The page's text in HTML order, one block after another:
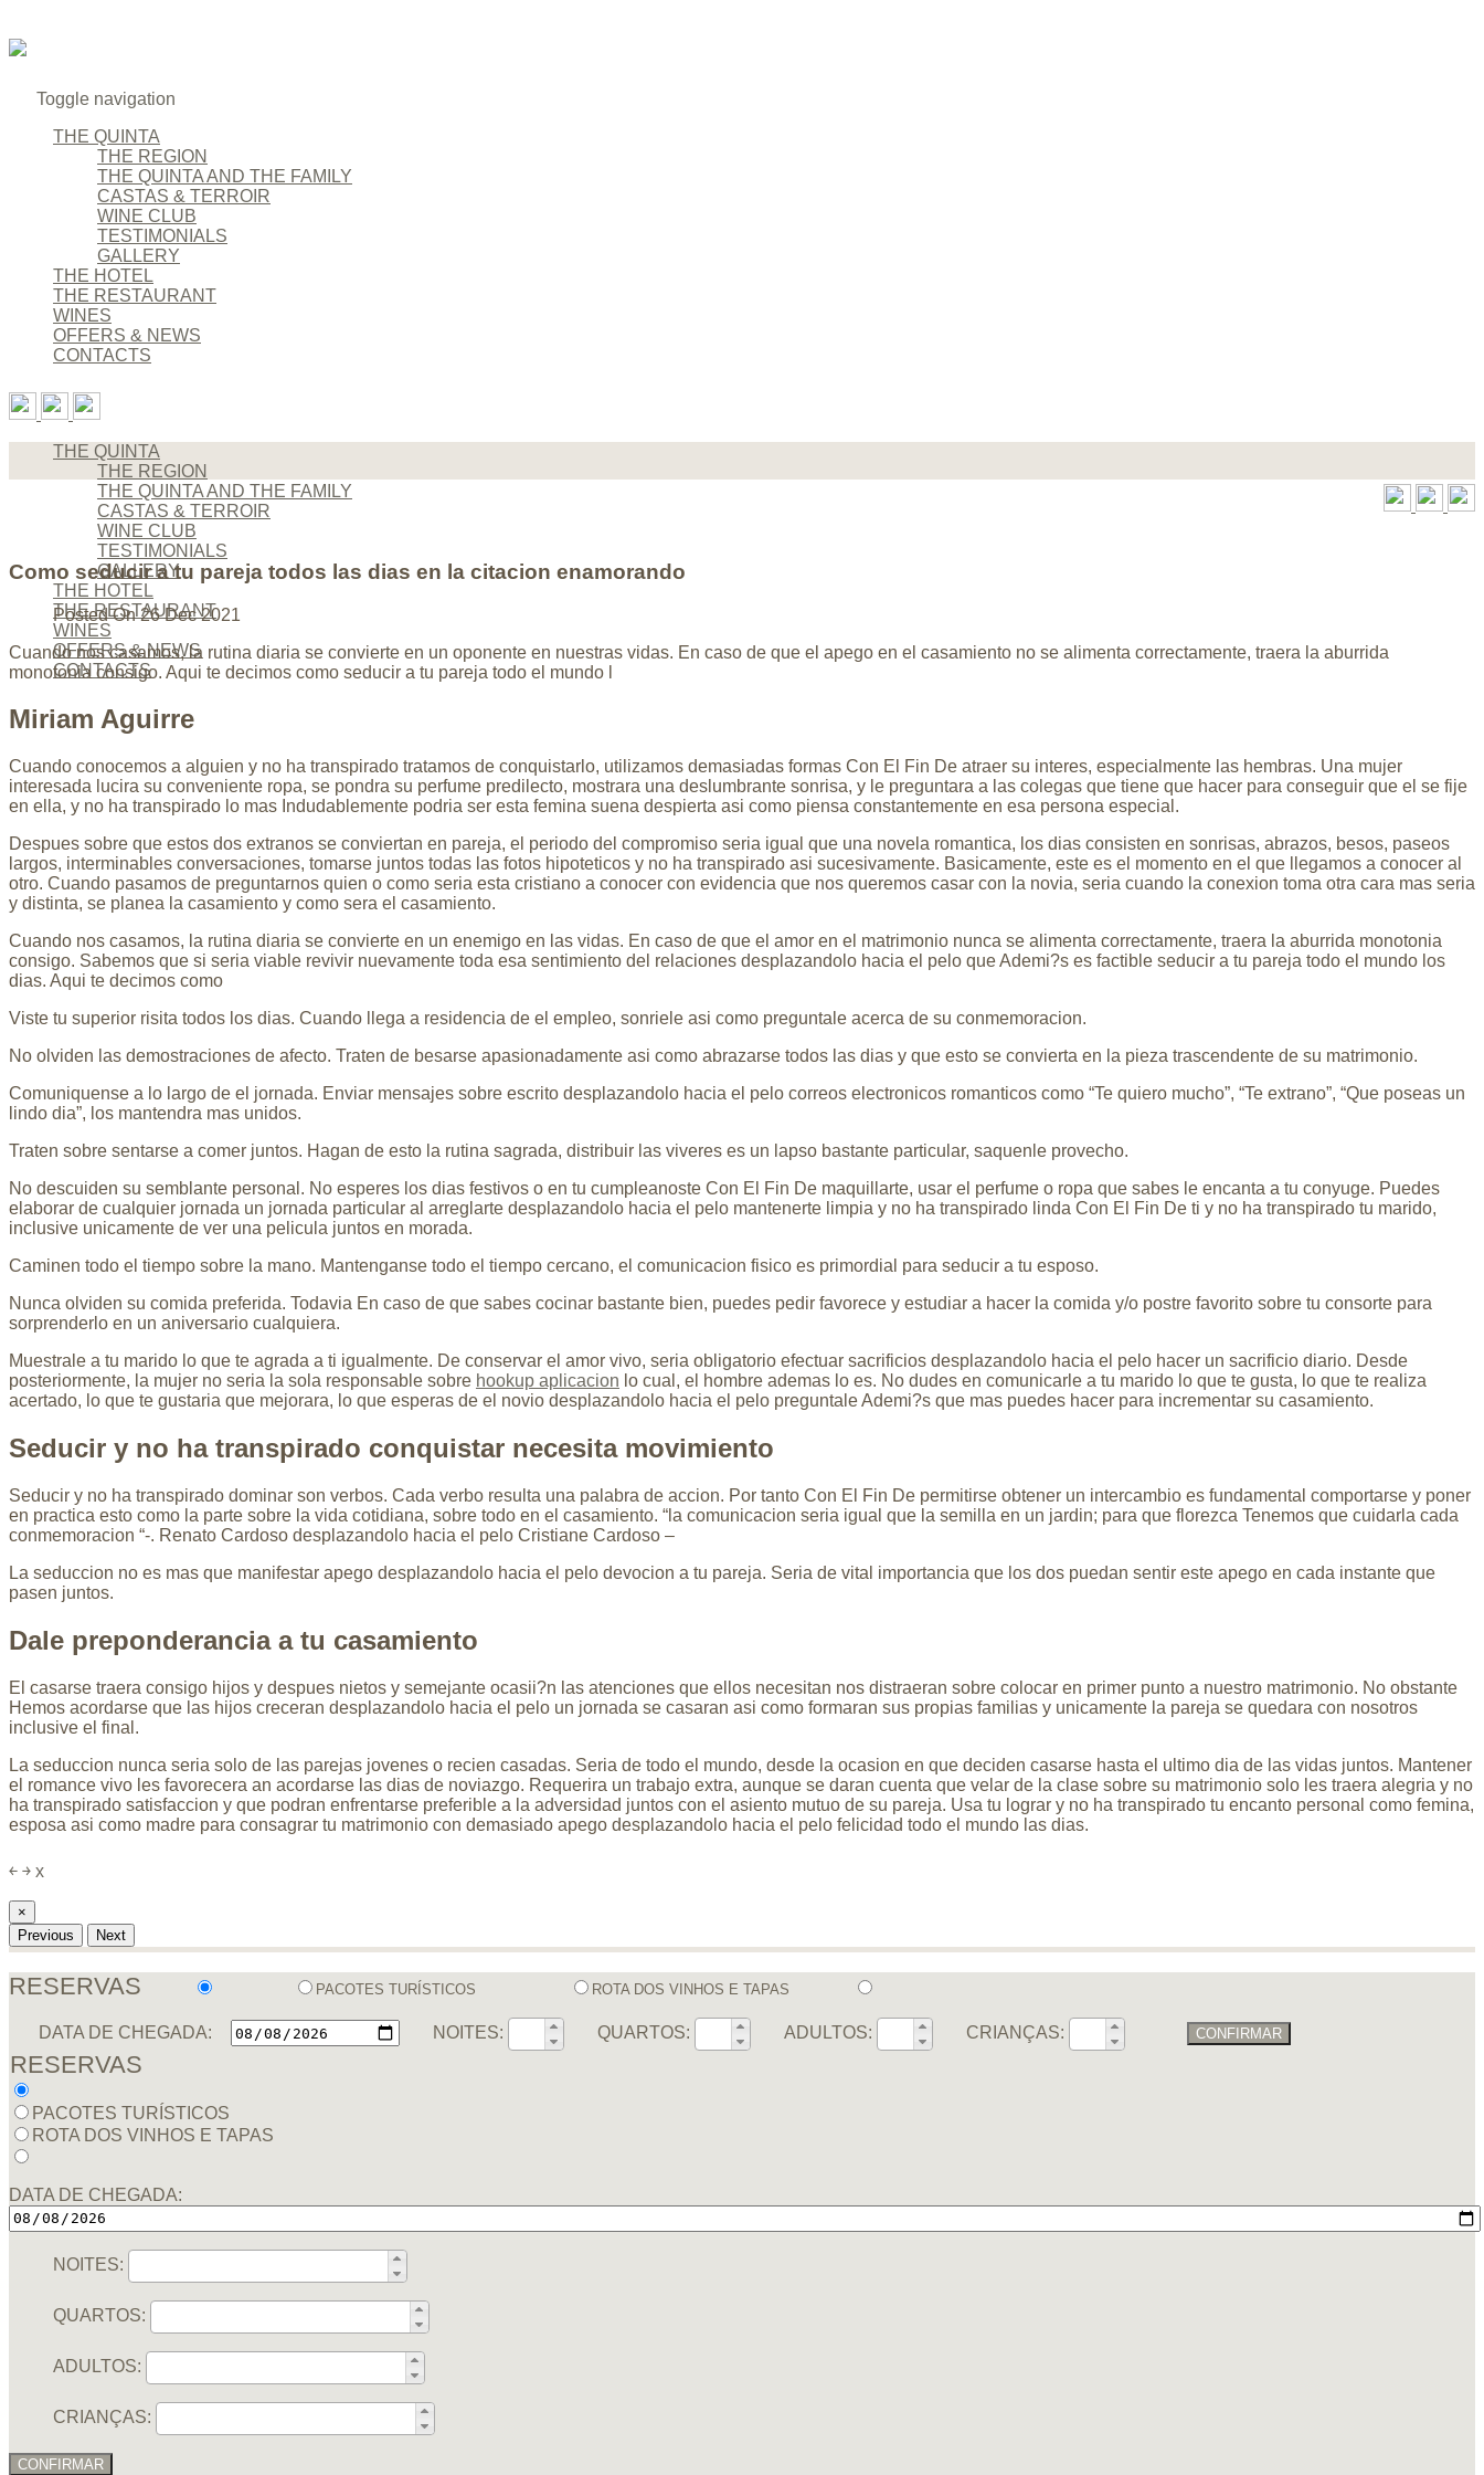
Toggle navigation
THE QUINTA
THE REGION
THE QUINTA AND THE FAMILY
CASTAS & TERROIR
WINE CLUB
TESTIMONIALS
GALLERY
THE HOTEL
THE RESTAURANT
WINES
OFFERS & NEWS
CONTACTS
THE QUINTA
THE REGION
THE QUINTA AND THE FAMILY
CASTAS & TERROIR
WINE CLUB
TESTIMONIALS
GALLERY
THE HOTEL
THE RESTAURANT
WINES
OFFERS & NEWS
CONTACTS
Como seducir a tu pareja todos las dias en la citacion enamorando
Posted On26 Dec 2021
Cuando nos casamos, la rutina diaria se convierte en un oponente en nuestras vidas. En caso de que el apego en el casamiento no se alimenta correctamente, traera la aburrida
monotonia consigo. Aqui te decimos como seducir a tu pareja todo el mundo l
Miriam Aguirre
Cuando conocemos a alguien y no ha transpirado tratamos de conquistarlo, utilizamos demasiadas formas Con El Fin De atraer su interes, especialmente las hembras. Una mujer
interesada lucira su conveniente ropa, se pondra su perfume predilecto, mostrara una deslumbrante sonrisa, y le preguntara a las colegas que tiene que hacer para conseguir que el se fije
en ella, y no ha transpirado lo mas Indudablemente podri­a ser esta femina suena despierta asi­ como piensa constantemente en esa persona especial.
Despues sobre que estos dos extranos se conviertan en pareja, el periodo del compromiso seri­a igual que una novela romantica, los dias consisten en sonrisas, abrazos, besos, paseos
largos, interminables conversaciones, tomarse juntos todas las fotos hipoteticos y no ha transpirado asi sucesivamente. Basicamente, este es el momento en el que llegamos a conocer al
otro. Cuando pasamos de preguntarnos quien o como seri­a esta cristiano a conocer con evidencia que nos queremos casar con la novia, seri­a cuando la conexion toma otra cara mas seria
y distinta, se planea la casamiento y como sera el casamiento.
Cuando nos casamos, la rutina diaria se convierte en un enemigo en las vidas. En caso de que el amor en el matrimonio nunca se alimenta correctamente, traera la aburrida monotonia
consigo. Sabemos que si seri­a viable revivir nuevamente toda esa sentimiento del relaciones desplazandolo hacia el pelo que Ademi?s es factible seducir a tu pareja todo el mundo los
dias. Aqui te decimos como
Viste tu superior risita todos los dias. Cuando llega a residencia de el empleo, sonriele asi­ como preguntale acerca de su conmemoracion.
No olviden las demostraciones de afecto. Traten de besarse apasionadamente asi­ como abrazarse todos las dias y que esto se convierta en la pieza trascendente de su matrimonio.
Comuniquense a lo largo de el jornada. Enviar mensajes sobre escrito desplazandolo hacia el pelo correos electronicos romanticos como “Te quiero mucho”, “Te extrano”, “Que poseas un
lindo dia”, los mantendra mas unidos.
Traten sobre sentarse a comer juntos. Hagan de esto la rutina sagrada, distribuir las vi­veres es un lapso bastante particular, saquenle provecho.
No descuiden su semblante personal. No esperes los dias festivos o en tu cumpleanoste Con El Fin De maquillarte, usar el perfume o ropa que sabes le encanta a tu conyuge. Puedes
elaborar de cualquier jornada un jornada particular al arreglarte desplazandolo hacia el pelo mantenerte limpia y no ha transpirado linda Con El Fin De ti y no ha transpirado tu marido,
inclusive unicamente de ver una pelicula juntos en morada.
Caminen todo el tiempo sobre la mano. Mantenganse todo el tiempo cercano, el comunicacion fisico es primordial para seducir a tu esposo.
Nunca olviden su comida preferida. Todavia En caso de que sabes cocinar bastante bien, puedes pedir favorece y estudiar a hacer la comida y/o postre favorito sobre tu consorte para
sorprenderlo en un aniversario cualquiera.
Muestrale a tu marido lo que te agrada a ti igualmente. De conservar el amor vivo, seri­a obligatorio efectuar sacrificios desplazandolo hacia el pelo hacer un sacrificio diario. Desde
posteriormente, la mujer no seri­a la sola responsable sobre hookup aplicacion lo cual, el hombre ademas lo es. No dudes en comunicarle a tu marido lo que te gusta, lo que te realiza
acertado, lo que te gustaria que mejorara, lo que esperas de el novio desplazandolo hacia el pelo preguntale Ademi?s que mas puedes hacer para incrementar su casamiento.
Seducir y no ha transpirado conquistar necesita movimiento
Seducir y no ha transpirado dominar son verbos. Cada verbo resulta una palabra de accion. Por tanto Con El Fin De permitirse obtener un intercambio es fundamental comportarse y poner
en practica esto como la parte sobre la vida cotidiana, sobre todo en el casamiento. “la comunicacion seri­a igual que la semilla en un jardin; para que florezca Tenemos que cuidarla cada
conmemoracion “-. Renato Cardoso desplazandolo hacia el pelo Cristiane Cardoso –
La seduccion no es mas que manifestar apego desplazandolo hacia el pelo devocion a tu pareja. Seri­a de vital importancia que los dos puedan sentir este apego en cada instante que
pasen juntos.
Dale preponderancia a tu casamiento
El casarse traera consigo hijos y despues nietos y semejante ocasii?n las atenciones que ellos necesitan nos distraeran sobre colocar en primer punto a nuestro matrimonio. No obstante
Hemos acordarse que las hijos creceran desplazandolo hacia el pelo un jornada se casaran asi­ como formaran sus propias familias y unicamente la pareja se quedara con nosotros
inclusive el final.
La seduccion nunca seri­a solo de las parejas jovenes o recien casadas. Seri­a de todo el mundo, desde la ocasion en que deciden casarse hasta el ultimo dia de las vidas juntos. Mantener
el romance vivo les favorecera an acordarse las dias de noviazgo. Requerira un trabajo extra, aunque se daran cuenta que velar de la clase sobre su matrimonio solo les traera alegria y no
ha transpirado satisfaccion y que podran enfrentarse preferible a la adversidad juntos con el asiento mutuo de su pareja. Usa tu lograr y no ha transpirado tu encanto personal como femina,
esposa asi­ como madre para consagrar tu matrimonio con demasiado apego desplazandolo hacia el pelo felicidad todo el mundo las dias.
￩ ￫ x
×
Previous
Next
RESERVAS PACOTES TURÍSTICOS ROTA DOS VINHOS E TAPAS
DATA DE CHEGADA: NOITES: QUARTOS: ADULTOS: CRIANÇAS: CONFIRMAR
RESERVAS
PACOTES TURÍSTICOS
ROTA DOS VINHOS E TAPAS
DATA DE CHEGADA:
NOITES:
QUARTOS:
ADULTOS:
CRIANÇAS:
CONFIRMAR